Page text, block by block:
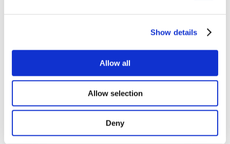
Show details
Allow all
Allow selection
Deny
Без поджанра
Применить